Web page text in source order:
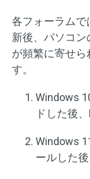
各フォーラム
新後、パソコ
が頻繁に寄せら
す。
Windows
ドした後
Windows
ールした